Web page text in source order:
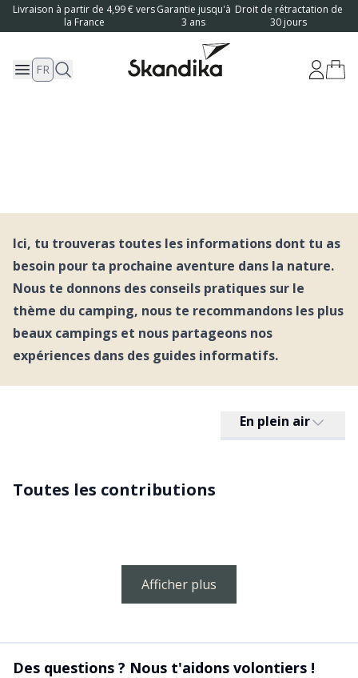
Livraison à partir de 4,99 € vers
la France
Garantie jusqu'à
3 ans
Droit de rétractation de
30 jours
FR
Ici, tu trouveras toutes les informations dont tu as
besoin pour ta prochaine aventure dans la nature.
Nous te donnons des conseils pratiques sur le
thème du camping, nous te recommandons les plus
beaux campings et nous partageons nos
expériences dans des guides informatifs.
En plein air
Toutes les contributions
Afficher plus
Des questions ? Nous t'aidons volontiers !